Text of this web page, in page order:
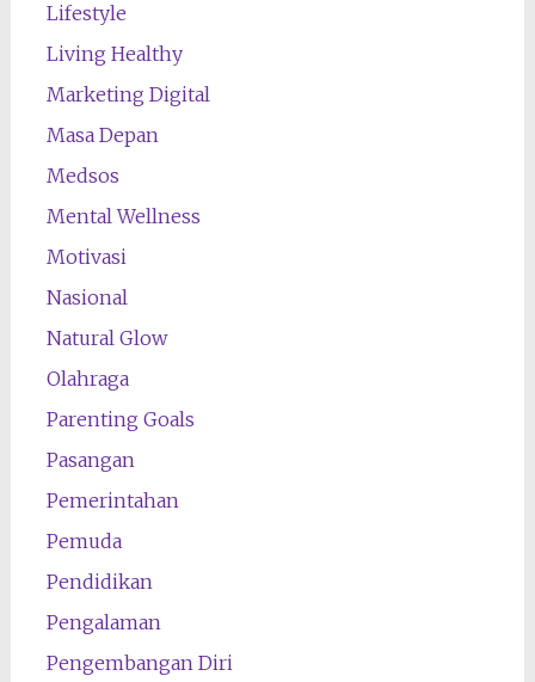
Lifestyle
Living Healthy
Marketing Digital
Masa Depan
Medsos
Mental Wellness
Motivasi
Nasional
Natural Glow
Olahraga
Parenting Goals
Pasangan
Pemerintahan
Pemuda
Pendidikan
Pengalaman
Pengembangan Diri